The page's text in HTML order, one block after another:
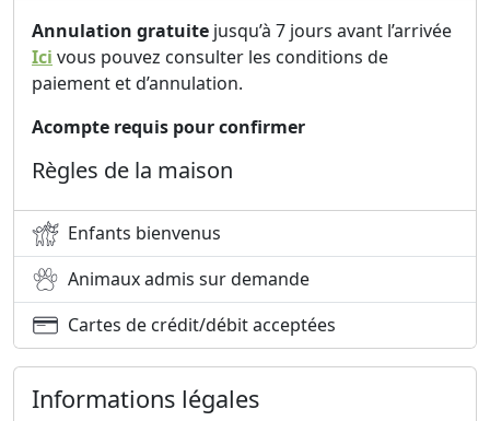
Annulation gratuite jusqu’à 7 jours avant l’arrivée
Ici vous pouvez consulter les conditions de
paiement et d’annulation.
Acompte requis pour confirmer
Règles de la maison
Enfants bienvenus
Animaux admis sur demande
Cartes de crédit/débit acceptées
Informations légales